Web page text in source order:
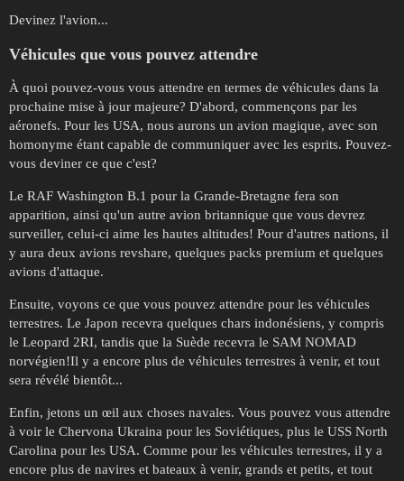
Devinez l'avion...
Véhicules que vous pouvez attendre
À quoi pouvez-vous vous attendre en termes de véhicules dans la
prochaine mise à jour majeure? D'abord, commençons par les
aéronefs. Pour les USA, nous aurons un avion magique, avec son
homonyme étant capable de communiquer avec les esprits. Pouvez-
vous deviner ce que c'est?
Le RAF Washington B.1 pour la Grande-Bretagne fera son
apparition, ainsi qu'un autre avion britannique que vous devrez
surveiller, celui-ci aime les hautes altitudes! Pour d'autres nations, il
y aura deux avions revshare, quelques packs premium et quelques
avions d'attaque.
Ensuite, voyons ce que vous pouvez attendre pour les véhicules
terrestres. Le Japon recevra quelques chars indonésiens, y compris
le Leopard 2RI, tandis que la Suède recevra le SAM NOMAD
norvégien!Il y a encore plus de véhicules terrestres à venir, et tout
sera révélé bientôt...
Enfin, jetons un œil aux choses navales. Vous pouvez vous attendre
à voir le Chervona Ukraina pour les Soviétiques, plus le USS North
Carolina pour les USA. Comme pour les véhicules terrestres, il y a
encore plus de navires et bateaux à venir, grands et petits, et tout